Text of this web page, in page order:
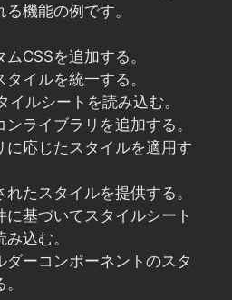
機能の例です。
CSSを追加する。
イルを統一する。
イルシートを読み込む。
ライブラリを追加する。
に応じたスタイルを適用す
れたスタイルを提供する。
に基づいてスタイルシート
込む。
ダーコンポーネントのスタ